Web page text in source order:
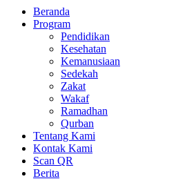
Beranda
Program
Pendidikan
Kesehatan
Kemanusiaan
Sedekah
Zakat
Wakaf
Ramadhan
Qurban
Tentang Kami
Kontak Kami
Scan QR
Berita